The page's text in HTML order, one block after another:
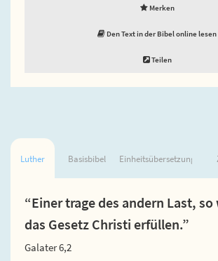
Merken
Den Text in der Bibel online lesen
Teilen
Luther Basisbibel Einheitsübersetzung
“Einer trage des andern Last,
das Gesetz Christi erfüllen.”
Galater 6,2